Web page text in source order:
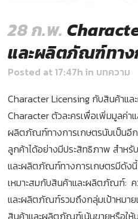
28 ก.พ.
และผลิตภัณฑ์ทาง
Posted at 17:47h in บทความ
Character Licensing กับสินค้าแ
Character ตัวละครเพื่อเพิ่มมูลค่
ผลิตภัณฑ์ทางการเกษตรนับเป็นอีก
ลูกค้าได้อย่างมีประสิทธิภาพ สำห
และผลิตภัณฑ์ทางการเกษตรมีดัง
เหมาะสมกับสินค้าและผลิตภัณฑ์: ค
และผลิตภัณฑ์รวมถึงกลุ่มเป้าหมา
สินค้าและผลิตภัณฑ์เน้นขายหรือใ